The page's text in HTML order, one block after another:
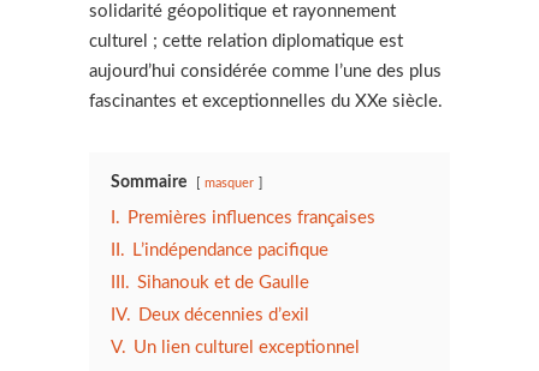
solidarité géopolitique et rayonnement
culturel ; cette relation diplomatique est
aujourd’hui considérée comme l’une des plus
fascinantes et exceptionnelles du XXe siècle.
Sommaire masquer
I. Premières influences françaises
II.
L’indépendance pacifique
III. Sihanouk et de Gaulle
IV.
Deux décennies d’exil
V. Un lien culturel exceptionnel